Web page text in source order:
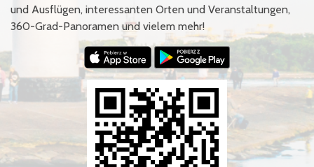
und Ausflügen, interessanten Orten und Veranstaltungen,
360-Grad-Panoramen und vielem mehr!